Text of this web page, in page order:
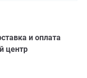
и оплата
центр